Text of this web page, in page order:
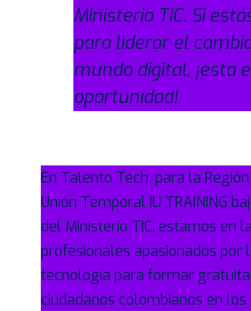
Ministerio TIC. Si
para liderar el
mundo digital, ¡esta
oportunidad!
En Talento Tech, para la
Unión Temporal IU TRAINING
del Ministerio TIC, estamos en
profesionales apasionados por
tecnología para formar
ciudadanos colombianos en